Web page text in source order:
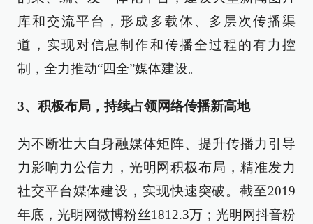
库和交流平台，形成多载体、多层次传播渠
道，实现对信息制作和传播全过程的有力控
制，全力推动“四全”媒体建设。
3、积极布局，持续占领网络传播新高地
为不断壮大自身融媒体矩阵、提升传播力引导
力影响力公信力，光明网积极布局，精准发力
社交平台媒体建设，实现快速突破。截至2019
年底，光明网微博粉丝1812.3万；光明网抖音粉